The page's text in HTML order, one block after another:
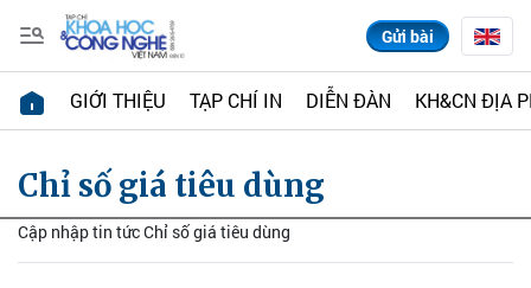
Gửi bài
GIỚI THIỆU TẠP CHÍ IN DIỄN ĐÀN KH&CN ĐỊA
Chỉ số giá tiêu dùng
Cập nhập tin tức Chỉ số giá tiêu dùng